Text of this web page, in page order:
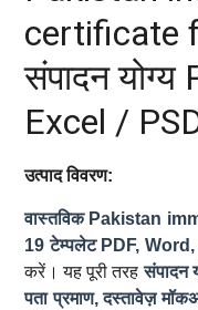
certificate
संपादन
Excel /
उत्पाद विवरण:
वास्तविक Pakistan
19 टेम्पलेट PDF,
करें। यह पूरी तरहसंपादन
पता प्रमाण, दस्तावेज़